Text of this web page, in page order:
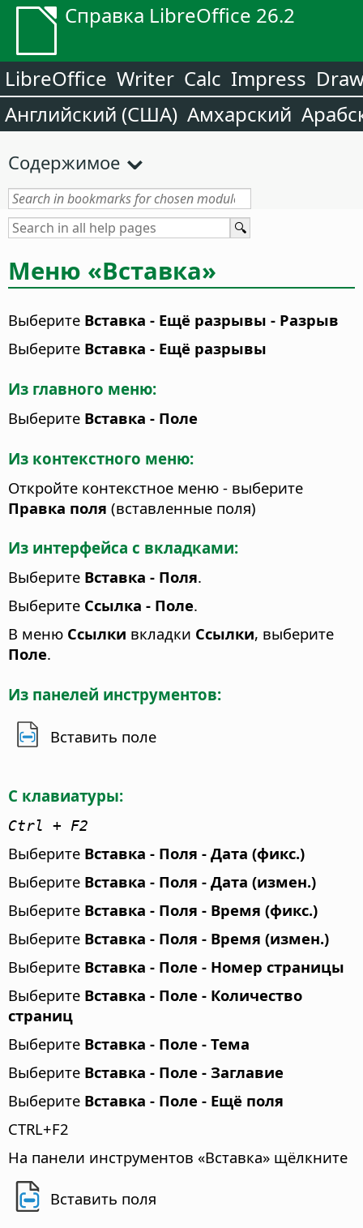
Справка LibreOffice 26.2
LibreOffice Writer Calc Impress
Английский (США) Амхарский
Содержимое
Меню «Вставка»
Выберите Вставка - Ещё разрывы - Разрыв
Выберите Вставка - Ещё разрывы
Из главного меню:
Выберите Вставка - Поле
Из контекстного меню:
Откройте контекстное меню - выберите
Правка поля (вставленные поля)
Из интерфейса с вкладками:
Выберите Вставка - Поля.
Выберите Ссылка - Поле.
В меню Ссылки вкладки Ссылки, выберите
Поле.
Из панелей инструментов:
Вставить поле
С клавиатуры:
Ctrl + F2
Выберите Вставка - Поля - Дата (фикс.)
Выберите Вставка - Поля - Дата (измен.)
Выберите Вставка - Поля - Время (фикс.)
Выберите Вставка - Поля - Время (измен.)
Выберите Вставка - Поле - Номер страницы
Выберите Вставка - Поле - Количество
страниц
Выберите Вставка - Поле - Тема
Выберите Вставка - Поле - Заглавие
Выберите Вставка - Поле - Ещё поля
CTRL+F2
На панели инструментов «Вставка» щёлкните
Вставить поля